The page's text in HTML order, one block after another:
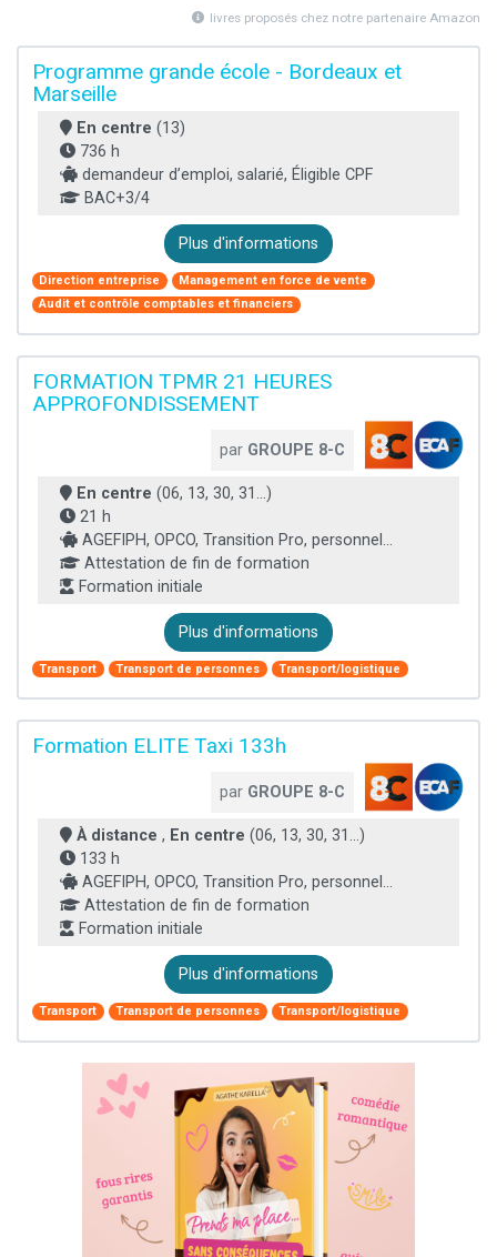
livres proposés chez notre partenaire Amazon
Programme grande école - Bordeaux et
Marseille
En centre (13)
736 h
demandeur d’emploi, salarié, Éligible CPF
BAC+3/4
Plus d'informations
Direction entreprise
Management en force de vente
Audit et contrôle comptables et financiers
FORMATION TPMR 21 HEURES
APPROFONDISSEMENT
par GROUPE 8-C
En centre (06, 13, 30, 31...)
21 h
AGEFIPH, OPCO, Transition Pro, personnel...
Attestation de fin de formation
Formation initiale
Plus d'informations
Transport Transport de personnes Transport/logistique
Formation ELITE Taxi 133h
par GROUPE 8-C
À distance , En centre (06, 13, 30, 31...)
133 h
AGEFIPH, OPCO, Transition Pro, personnel...
Attestation de fin de formation
Formation initiale
Plus d'informations
Transport Transport de personnes Transport/logistique